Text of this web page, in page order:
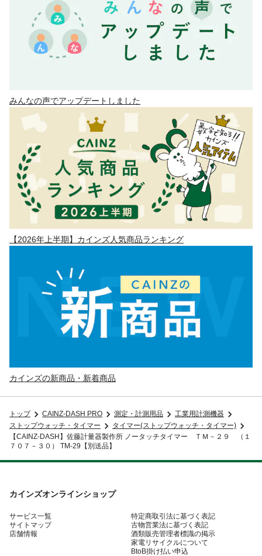
みんなの声でアップデートしました
【2026年上半期】カインズ人気商品ランキング
カインズの新商品・新着商品
トップ CAINZ-DASH PRO 測定・計測用品
工業用計測機器
ストップウォッチ・タイマー
タイマー(ストップウォッチ・タイマー)
【CAINZ-DASH】佐藤計量器製作所 ノータッチタイマー ＴＭ－２９ （１
７０７－３０） TM-29【別送品】
カインズオンラインショップ
サービス一覧
サイトマップ
店舗情報
特定商取引法に基づく表記
古物営業法に基づく表記
酒類販売管理者標識の掲示
家電リサイクルについて
BtoB掛け払い申込